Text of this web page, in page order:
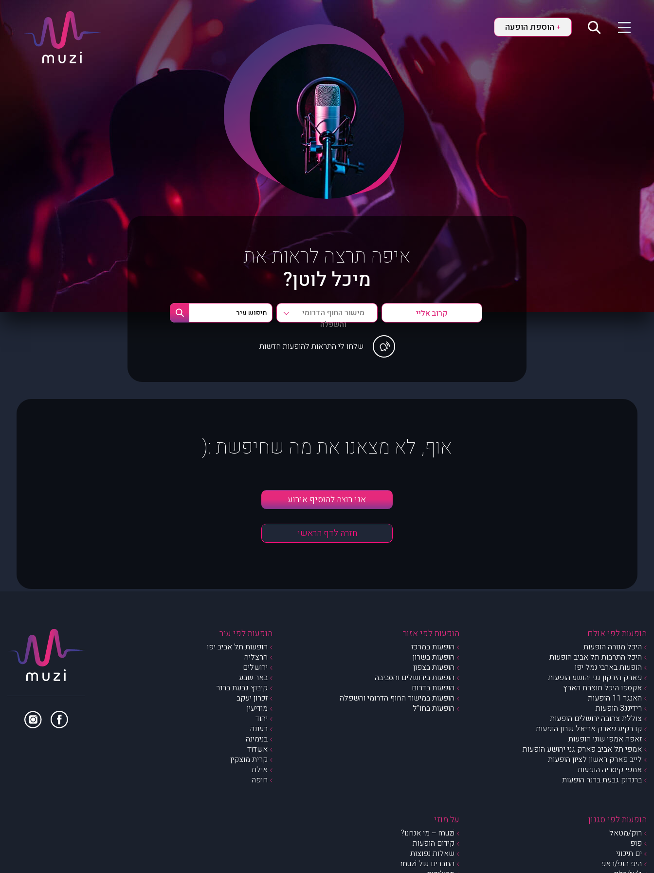
+ הוספת הופעה
איפה תרצה לראות את
מיכל לוטן?
מישור החוף הדרומי
והשפלה
שלחו לי התראות להופעות חדשות
אוף, לא מצאנו את מה שחיפשת :(
אני רוצה להוסיף אירוע
חזרה לדף הראשי
הופעות לפי אולם
היכל מנורה הופעות
היכל התרבות תל אביב הופעות
הופעות בארבי נמל יפו
פארק הירקון גני יהושע הופעות
אקספו היכל תוצרת הארץ
האנגר 11 הופעות
רידינג3 הופעות
צוללת צהובה ירושלים הופעות
קו רקיע פארק אריאל שרון הופעות
זאפה אמפי שוני הופעות
אמפי תל אביב פארק גני יהושע הופעות
לייב פארק ראשון לציון הופעות
אמפי קיסריה הופעות
ברנרוק גבעת ברנר הופעות
הופעות לפי אזור
הופעות במרכז
הופעות בשרון
הופעות בצפון
הופעות בירושלים והסביבה
הופעות בדרום
הופעות במישור החוף הדרומי והשפלה
הופעות בחו”ל
הופעות לפי עיר
הופעות תל אביב יפו
הרצליה
ירושלים
באר שבע
קיבוץ גבעת ברנר
זכרון יעקב
מודיעין
יהוד
רעננה
בנימינה
אשדוד
קרית מוצקין
אילת
חיפה
הופעות לפי סגנון
רוק/מטאל
פופ
ים תיכוני
היפ הופ/ראפ
על מוזי
muzi – מי אנחנו?
קידום הופעות
שאלות נפוצות
החברים של muzi